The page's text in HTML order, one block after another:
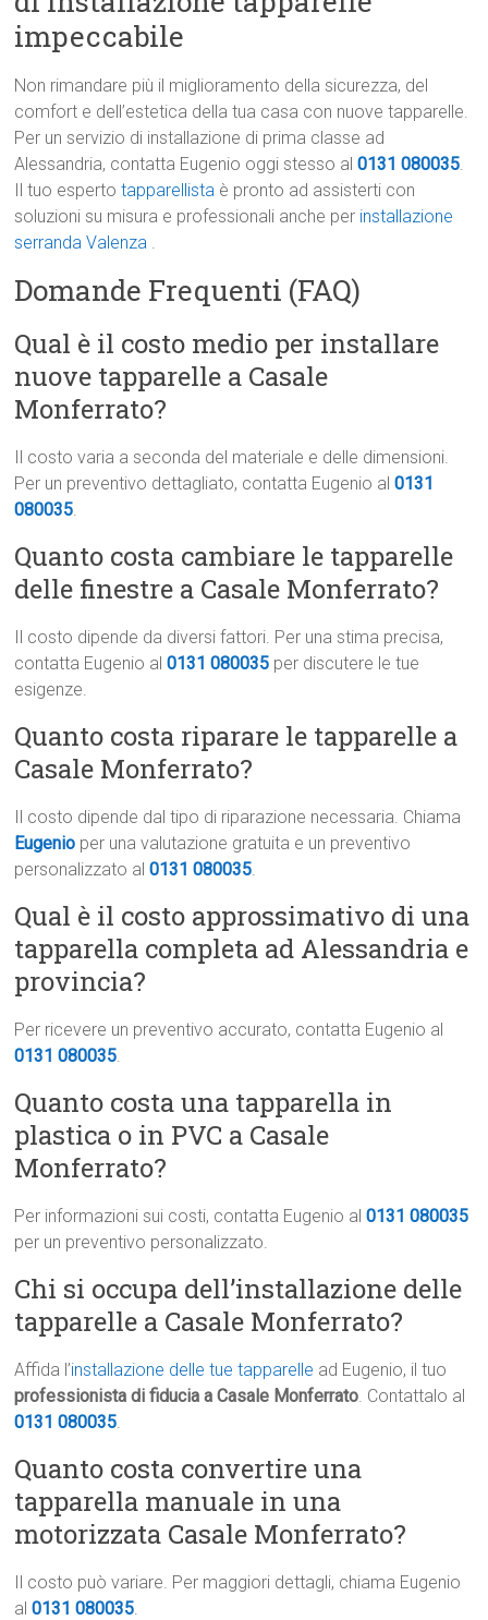
impeccabile
Non rimandare più il miglioramento della sicurezza, del
comfort e dell’estetica della tua casa con nuove tapparelle.
Per un servizio di installazione di prima classe ad
Alessandria, contatta Eugenio oggi stesso al0131 080035.
Il tuo espertotapparellista è pronto ad assisterti con
soluzioni su misura e professionali anche per installazione
serranda Valenza .
Domande Frequenti (FAQ)
Qual è il costo medio per installare
nuove tapparelle a Casale
Monferrato?
Il costo varia a seconda del materiale e delle dimensioni.
Per un preventivo dettagliato, contatta Eugenio al0131
080035.
Quanto costa cambiare le tapparelle
delle finestre a Casale Monferrato?
Il costo dipende da diversi fattori. Per una stima precisa,
contatta Eugenio al0131 080035 per discutere le tue
esigenze.
Quanto costa riparare le tapparelle a
Casale Monferrato?
Il costo dipende dal tipo di riparazione necessaria. Chiama
Eugenio per una valutazione gratuita e un preventivo
personalizzato al0131 080035.
Qual è il costo approssimativo di una
tapparella completa ad Alessandria e
provincia?
Per ricevere un preventivo accurato, contatta Eugenio al
0131 080035.
Quanto costa una tapparella in
plastica o in PVC a Casale
Monferrato?
Per informazioni sui costi, contatta Eugenio al0131 080035
per un preventivo personalizzato.
Chi si occupa dell’installazione delle
tapparelle a Casale Monferrato?
Affida l’installazione delle tue tapparelle ad Eugenio, il tuo
professionista di fiducia a Casale Monferrato. Contattalo al
0131 080035.
Quanto costa convertire una
tapparella manuale in una
motorizzata Casale Monferrato?
Il costo può variare. Per maggiori dettagli, chiama Eugenio
al0131 080035.